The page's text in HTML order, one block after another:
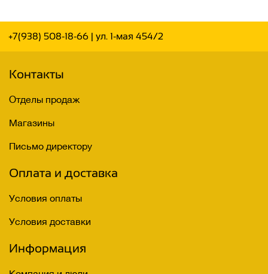
+7(938) 508-18-66 | ул. 1-мая 454/2
Информация
Оплата и доставка
Условия оплаты
Условия доставки
Контакты
Отделы продаж
Магазины
Письмо директору